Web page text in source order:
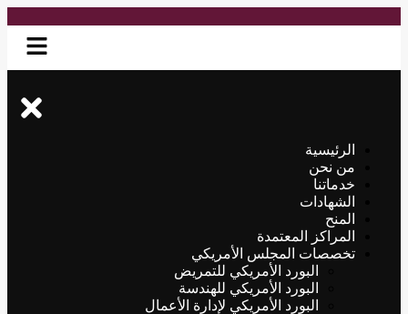
الرئيسية
من نحن
خدماتنا
الشهادات
المنح
المراكز المعتمدة
تخصصات المجلس الأمريكي
البورد الأمريكي للتمريض
البورد الأمريكي للهندسة
البورد الأمريكي لإدارة الأعمال